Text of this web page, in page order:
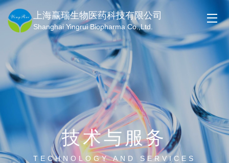
上海赢瑞生物医药科技有限公司
Shanghai Yingrui Biopharma Co.,Ltd.
技术与服务
TECHNOLOGY AND SERVICES